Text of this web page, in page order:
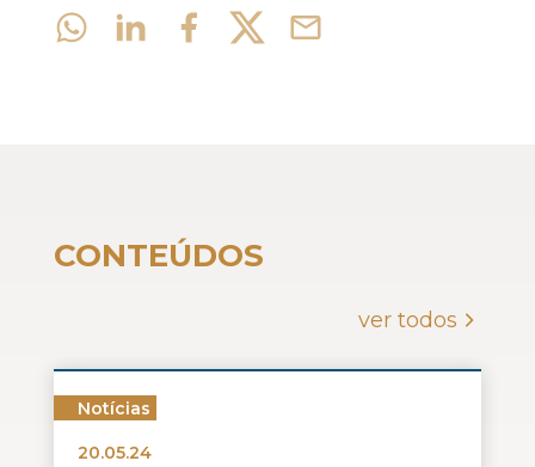
CONTEÚDOS
ver todos
Notícias
20.05.24